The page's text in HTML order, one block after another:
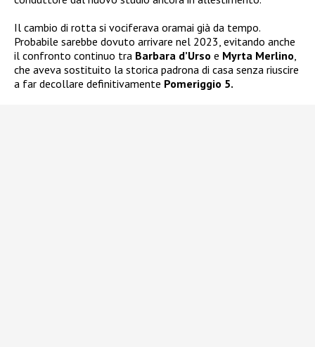
Il cambio di rotta si vociferava oramai già da tempo.
Probabile sarebbe dovuto arrivare nel 2023, evitando anche
il confronto continuo tra Barbara d’Urso e Myrta Merlino,
che aveva sostituito la storica padrona di casa senza riuscire
a far decollare definitivamente Pomeriggio 5.